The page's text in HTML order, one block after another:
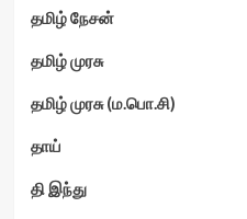
தமிழ் நேசன்
தமிழ் முரசு
தமிழ் முரசு (ம.பொ.சி)
தாய்
தி இந்து